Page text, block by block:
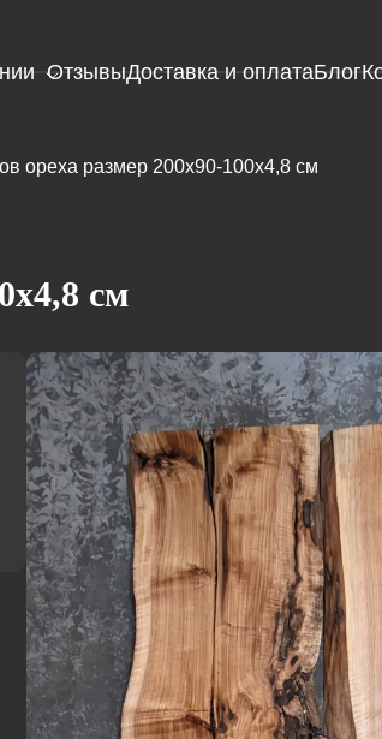
Плетеный
(плетень)
Плетеный
забор из
лозы
(ивняка)
Плетеные
корзины
из лозы
Эрклез
Эрклез
Эрклез
(камень
стекла)
зеленый.
Эрклез
(камень
стекла)
Эрклез
(камень
стекла)
темно-
зеленый.
ОтзывыДоставка и оплатаБлог
ореха размер 200х90-100х4,8 см
см